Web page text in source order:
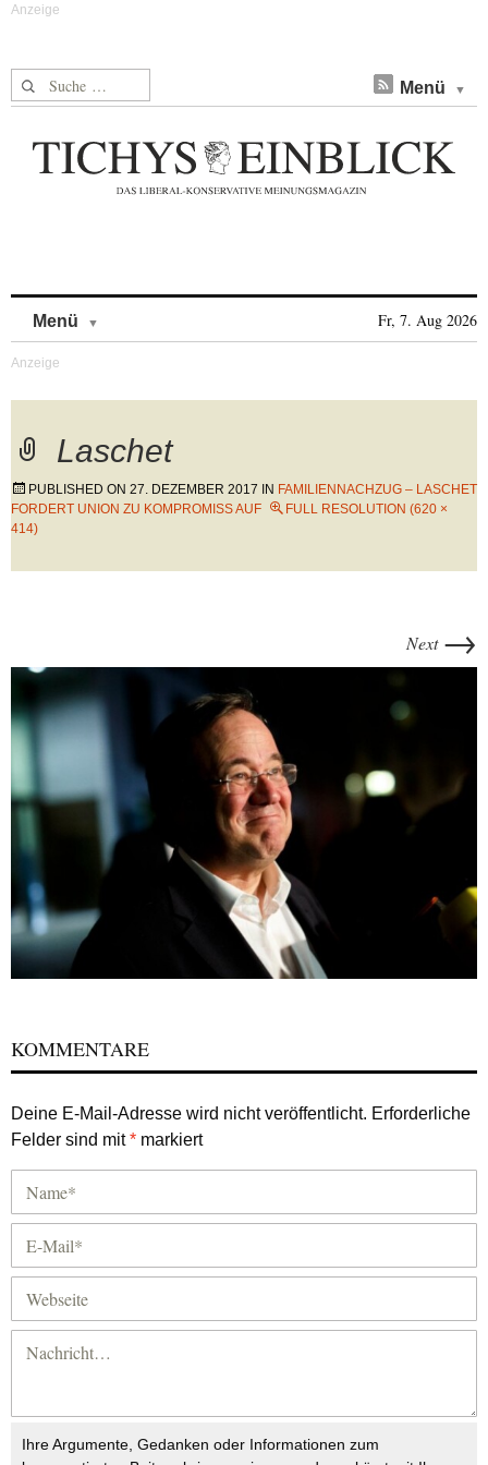
Suche nach: Menü
Menü Fr, 7. Aug 2026
Laschet
PUBLISHED ON 27. DEZEMBER 2017 IN FAMILIENNACHZUG – LASCHET
FORDERT UNION ZU KOMPROMISS AUF
FULL RESOLUTION (620 ×
414)
Next →
KOMMENTARE
Deine E-Mail-Adresse wird nicht veröffentlicht. Erforderliche
Felder sind mit* markiert
Ihre Argumente, Gedanken oder Informationen zum